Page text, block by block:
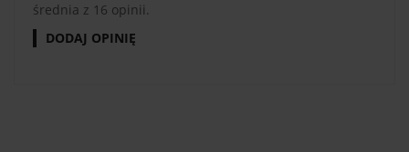
średnia z 16 opinii.
DODAJ OPINIĘ